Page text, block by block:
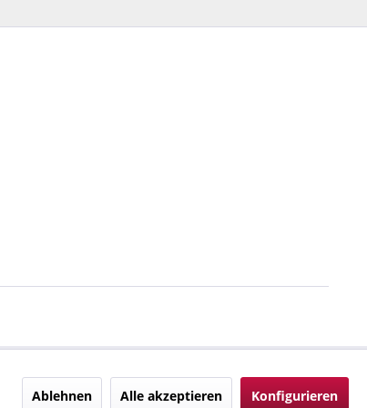
Ablehnen Alle akzeptieren Konfigurieren